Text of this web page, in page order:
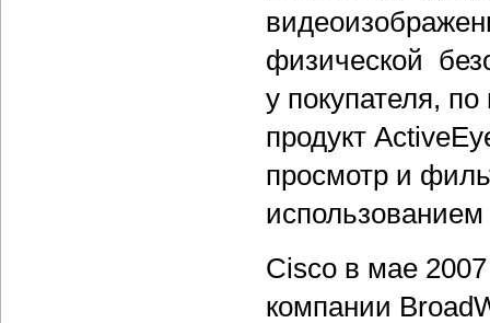
физической
у покупателя,
продукт
просмотр и
Cisco в мае
компании